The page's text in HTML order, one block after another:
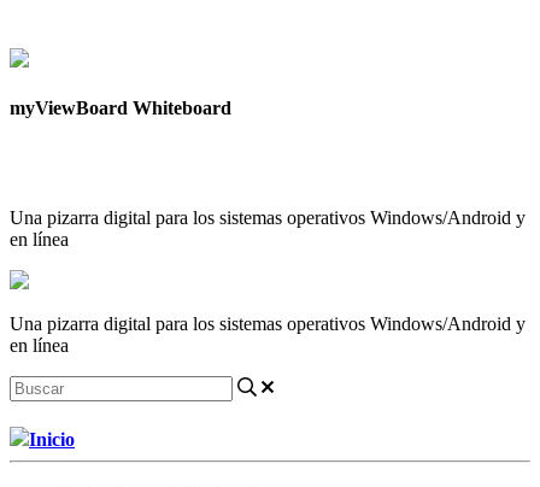
myViewBoard Whiteboard
Una pizarra digital para los sistemas operativos Windows/Android y
en línea
Una pizarra digital para los sistemas operativos Windows/Android y
en línea
Inicio